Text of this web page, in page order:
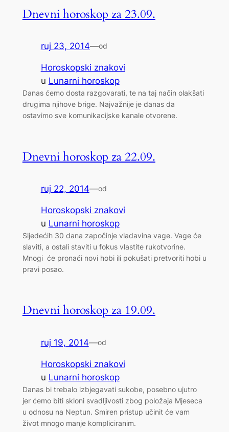
Dnevni horoskop za 23.09.
ruj 23, 2014—od
Horoskopski znakovi
u Lunarni horoskop
Danas ćemo dosta razgovarati, te na taj način olakšati
drugima njihove brige. Najvažnije je danas da
ostavimo sve komunikacijske kanale otvorene.
Dnevni horoskop za 22.09.
ruj 22, 2014—od
Horoskopski znakovi
u Lunarni horoskop
Sljedećih 30 dana započinje vladavina vage. Vage će
slaviti, a ostali staviti u fokus vlastite rukotvorine.
Mnogi će pronaći novi hobi ili pokušati pretvoriti hobi u
pravi posao.
Dnevni horoskop za 19.09.
ruj 19, 2014—od
Horoskopski znakovi
u Lunarni horoskop
Danas bi trebalo izbjegavati sukobe, posebno ujutro
jer ćemo biti skloni svadljivosti zbog položaja Mjeseca
u odnosu na Neptun. Smiren pristup učinit će vam
život mnogo manje kompliciranim.